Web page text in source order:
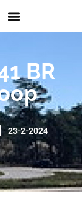
BR
23-2-2024